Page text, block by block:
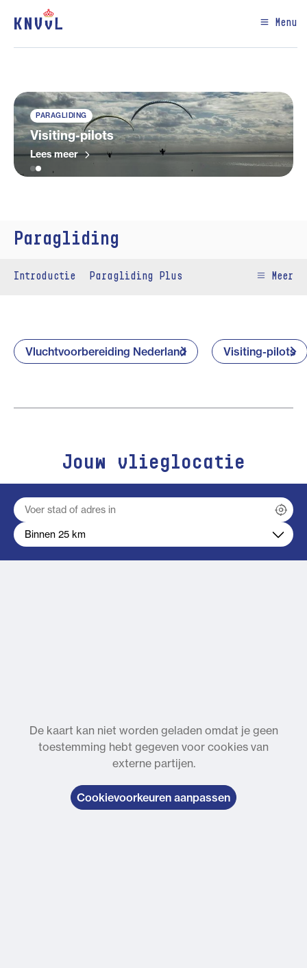
Menu
PARAGLIDING
Visiting-pilots
Lees meer
Paragliding
Introductie Paragliding Plus Meer
Vluchtvoorbereiding Nederland Visiting-pilots
Jouw vlieglocatie
De kaart kan niet worden geladen omdat je geen
toestemming hebt gegeven voor cookies van
externe partijen.
Cookievoorkeuren aanpassen